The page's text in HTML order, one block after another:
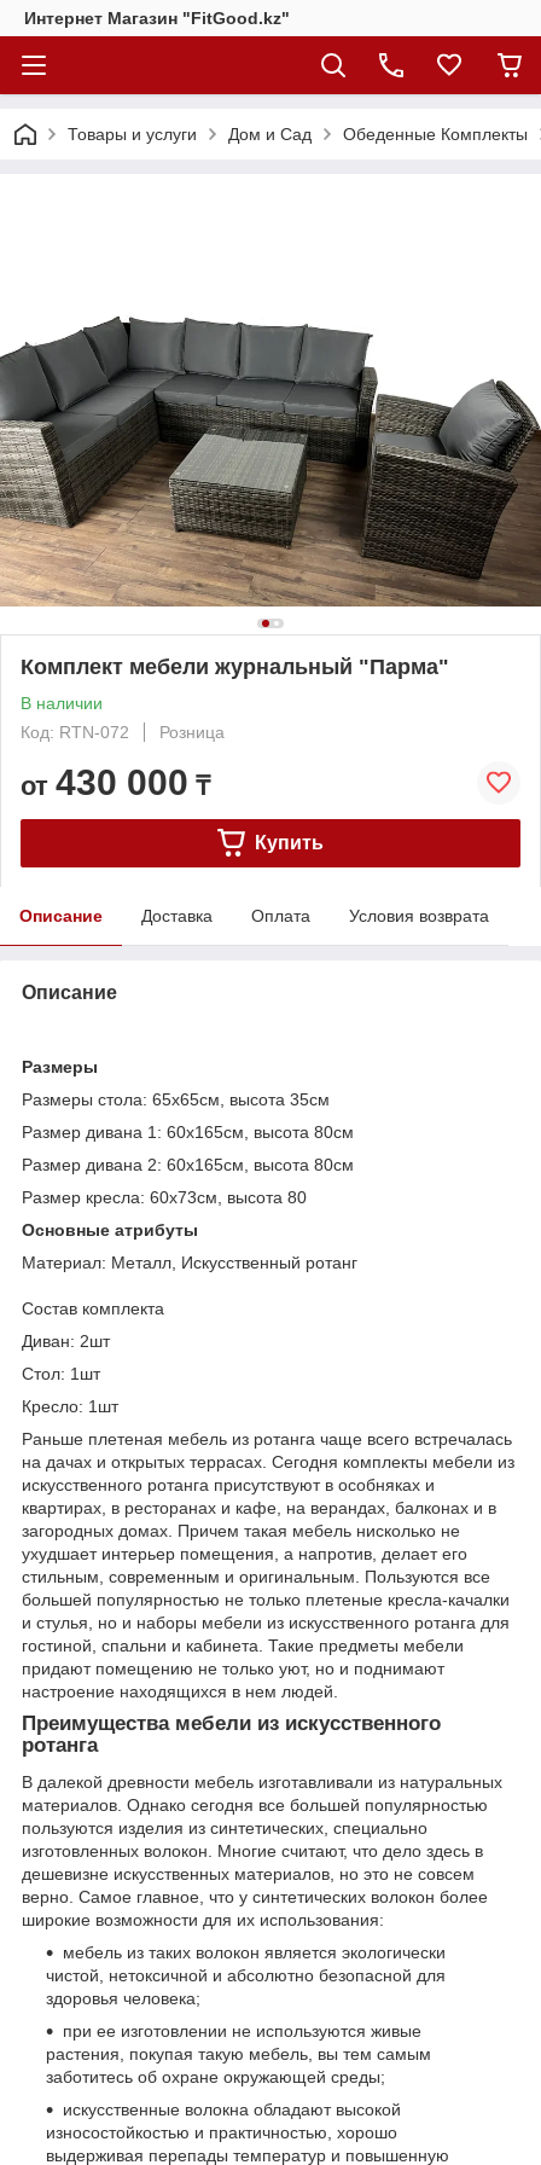
Интернет Магазин "FitGood.kz"
Товары и услуги Дом и Сад Обеденные Комплекты
Комплект мебели журнальный "Парма"
В наличии
Код: RTN-072
Розница
от 430 000 ₸
Купить
Описание Доставка Оплата Условия возврата
Описание
Размеры
Размеры стола: 65х65см, высота 35см
Размер дивана 1: 60х165см, высота 80см
Размер дивана 2: 60х165см, высота 80см
Размер кресла: 60х73см, высота 80
Основные атрибуты
Материал: Металл, Искусственный ротанг
Состав комплекта
Диван: 2шт
Стол: 1шт
Кресло: 1шт
Раньше плетеная мебель из ротанга чаще всего встречалась
на дачах и открытых террасах. Сегодня комплекты мебели из
искусственного ротанга присутствуют в особняках и
квартирах, в ресторанах и кафе, на верандах, балконах и в
загородных домах. Причем такая мебель нисколько не
ухудшает интерьер помещения, а напротив, делает его
стильным, современным и оригинальным. Пользуются все
большей популярностью не только плетеные кресла-качалки
и стулья, но и наборы мебели из искусственного ротанга для
гостиной, спальни и кабинета. Такие предметы мебели
придают помещению не только уют, но и поднимают
настроение находящихся в нем людей.
Преимущества мебели из искусственного
ротанга
В далекой древности мебель изготавливали из натуральных
материалов. Однако сегодня все большей популярностью
пользуются изделия из синтетических, специально
изготовленных волокон. Многие считают, что дело здесь в
дешевизне искусственных материалов, но это не совсем
верно. Самое главное, что у синтетических волокон более
широкие возможности для их использования:
мебель из таких волокон является экологически
чистой, нетоксичной и абсолютно безопасной для
здоровья человека;
при ее изготовлении не используются живые
растения, покупая такую мебель, вы тем самым
заботитесь об охране окружающей среды;
искусственные волокна обладают высокой
износостойкостью и практичностью, хорошо
выдерживая перепады температур и повышенную